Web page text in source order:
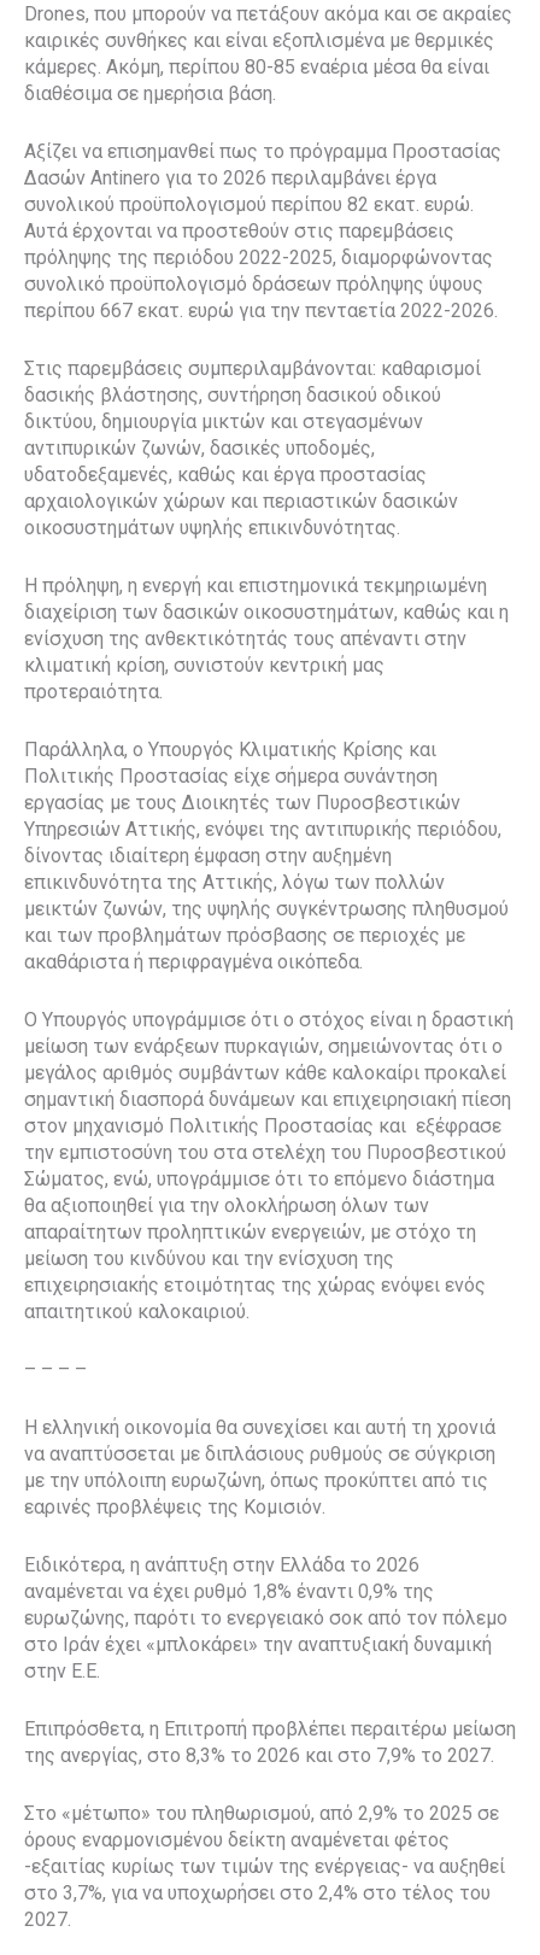
Drones, που μπορούν να πετάξουν ακόμα και σε ακραίες
καιρικές συνθήκες και είναι εξοπλισμένα με θερμικές
κάμερες. Ακόμη, περίπου 80-85 εναέρια μέσα θα είναι
διαθέσιμα σε ημερήσια βάση.
Αξίζει να επισημανθεί πως το πρόγραμμα Προστασίας
Δασών Antinero για το 2026 περιλαμβάνει έργα
συνολικού προϋπολογισμού περίπου 82 εκατ. ευρώ.
Αυτά έρχονται να προστεθούν στις παρεμβάσεις
πρόληψης της περιόδου 2022-2025, διαμορφώνοντας
συνολικό προϋπολογισμό δράσεων πρόληψης ύψους
περίπου 667 εκατ. ευρώ για την πενταετία 2022-2026.
Στις παρεμβάσεις συμπεριλαμβάνονται: καθαρισμοί
δασικής βλάστησης, συντήρηση δασικού οδικού
δικτύου, δημιουργία μικτών και στεγασμένων
αντιπυρικών ζωνών, δασικές υποδομές,
υδατοδεξαμενές, καθώς και έργα προστασίας
αρχαιολογικών χώρων και περιαστικών δασικών
οικοσυστημάτων υψηλής επικινδυνότητας.
Η πρόληψη, η ενεργή και επιστημονικά τεκμηριωμένη
διαχείριση των δασικών οικοσυστημάτων, καθώς και η
ενίσχυση της ανθεκτικότητάς τους απέναντι στην
κλιματική κρίση, συνιστούν κεντρική μας
προτεραιότητα.
Παράλληλα, ο Υπουργός Κλιματικής Κρίσης και
Πολιτικής Προστασίας είχε σήμερα συνάντηση
εργασίας με τους Διοικητές των Πυροσβεστικών
Υπηρεσιών Αττικής, ενόψει της αντιπυρικής περιόδου,
δίνοντας ιδιαίτερη έμφαση στην αυξημένη
επικινδυνότητα της Αττικής, λόγω των πολλών
μεικτών ζωνών, της υψηλής συγκέντρωσης πληθυσμού
και των προβλημάτων πρόσβασης σε περιοχές με
ακαθάριστα ή περιφραγμένα οικόπεδα.
Ο Υπουργός υπογράμμισε ότι ο στόχος είναι η δραστική
μείωση των ενάρξεων πυρκαγιών, σημειώνοντας ότι ο
μεγάλος αριθμός συμβάντων κάθε καλοκαίρι προκαλεί
σημαντική διασπορά δυνάμεων και επιχειρησιακή πίεση
στον μηχανισμό Πολιτικής Προστασίας και εξέφρασε
την εμπιστοσύνη του στα στελέχη του Πυροσβεστικού
Σώματος, ενώ, υπογράμμισε ότι το επόμενο διάστημα
θα αξιοποιηθεί για την ολοκλήρωση όλων των
απαραίτητων προληπτικών ενεργειών, με στόχο τη
μείωση του κινδύνου και την ενίσχυση της
επιχειρησιακής ετοιμότητας της χώρας ενόψει ενός
απαιτητικού καλοκαιριού.
– – – –
Η ελληνική οικονομία θα συνεχίσει και αυτή τη χρονιά
να αναπτύσσεται με διπλάσιους ρυθμούς σε σύγκριση
με την υπόλοιπη ευρωζώνη, όπως προκύπτει από τις
εαρινές προβλέψεις της Κομισιόν.
Ειδικότερα, η ανάπτυξη στην Ελλάδα το 2026
αναμένεται να έχει ρυθμό 1,8% έναντι 0,9% της
ευρωζώνης, παρότι το ενεργειακό σοκ από τον πόλεμο
στο Ιράν έχει «μπλοκάρει» την αναπτυξιακή δυναμική
στην Ε.Ε.
Επιπρόσθετα, η Επιτροπή προβλέπει περαιτέρω μείωση
της ανεργίας, στο 8,3% το 2026 και στο 7,9% το 2027.
Στο «μέτωπο» του πληθωρισμού, από 2,9% το 2025 σε
όρους εναρμονισμένου δείκτη αναμένεται φέτος
-εξαιτίας κυρίως των τιμών της ενέργειας- να αυξηθεί
στο 3,7%, για να υποχωρήσει στο 2,4% στο τέλος του
2027.